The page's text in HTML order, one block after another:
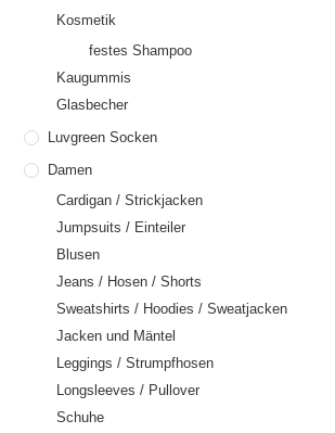
Kosmetik
festes Shampoo
Kaugummis
Glasbecher
Luvgreen Socken
Damen
Cardigan / Strickjacken
Jumpsuits / Einteiler
Blusen
Jeans / Hosen / Shorts
Sweatshirts / Hoodies / Sweatjacken
Jacken und Mäntel
Leggings / Strumpfhosen
Longsleeves / Pullover
Schuhe